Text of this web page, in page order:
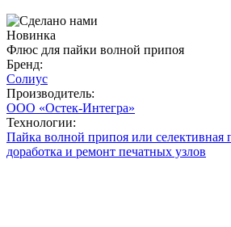
Новинка
Флюс для пайки волной припоя
Бренд:
Солиус
Производитель:
ООО «Остек-Интегра»
Технологии:
Пайка волной припоя или селективная
доработка и ремонт печатных узлов